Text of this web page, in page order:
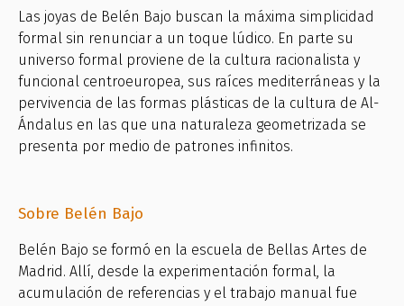
Las joyas de Belén Bajo buscan la máxima simplicidad
formal sin renunciar a un toque lúdico. En parte su
universo formal proviene de la cultura racionalista y
funcional centroeuropea, sus raíces mediterráneas y la
pervivencia de las formas plásticas de la cultura de Al-
Ándalus en las que una naturaleza geometrizada se
presenta por medio de patrones infinitos.
Sobre Belén Bajo
Belén Bajo se formó en la escuela de Bellas Artes de
Madrid. Allí, desde la experimentación formal, la
acumulación de referencias y el trabajo manual fue